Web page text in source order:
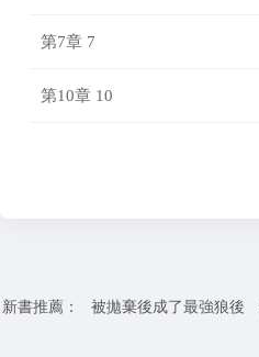
第7章 7
第10章 10
新書推薦： 被拋棄後成了最強狼後